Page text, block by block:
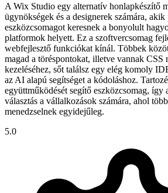
A Wix Studio egy alternatív honlapkészítő
ügynökségek és a designerek számára,
eszközcsomagot keresnek a bonyolult
platformok helyett. Ez a szoftvercsomag
webfejlesztő funkciókat kínál. Többek
magad a töréspontokat, illetve vannak CSS
kezeléséhez, sőt találsz egy elég komoly
az AI alapú segítséget a kódoláshoz.
együttműködését segítő eszközcsomag, így
választás a vállalkozások számára, ahol
menedzselnek egyidejűleg.
5.0